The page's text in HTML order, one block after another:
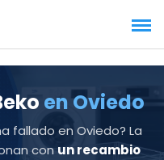
en Oviedo
fallado en Oviedo? La
conun recambio